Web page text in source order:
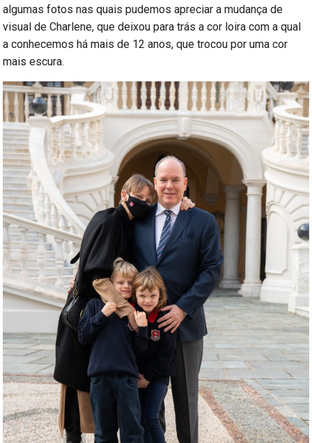
algumas fotos nas quais pudemos apreciar a mudança de
visual de Charlene, que deixou para trás a cor loira com a qual
a conhecemos há mais de 12 anos, que trocou por uma cor
mais escura.